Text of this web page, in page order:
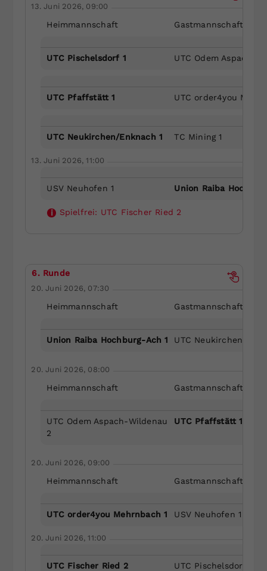
13. Juni 2026, 09:00
Heimmannschaft Gastmannschaft
UTC Pischelsdorf 1 UTC Odem Aspach-
UTC Pfaffstätt 1 UTC order4you
UTC Neukirchen/Enknach 1 TC Mining 1
13. Juni 2026, 11:00
USV Neuhofen 1 Union Raiba
i Spielfrei: UTC Fischer Ried 2
6. Runde
20. Juni 2026, 07:30
Heimmannschaft Gastmannschaft
Union Raiba Hochburg-Ach 1 UTC Neukirchen/
20. Juni 2026, 08:00
Heimmannschaft Gastmannschaft
UTC Odem Aspach-Wildenau
2
UTC Pfaffstätt 1
20. Juni 2026, 09:00
Heimmannschaft Gastmannschaft
UTC order4you Mehrnbach 1 USV Neuhofen 1
20. Juni 2026, 11:00
UTC Fischer Ried 2 UTC Pischelsdorf 1